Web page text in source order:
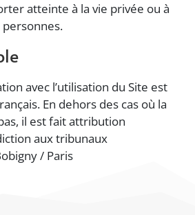
atteinte à la vie privée ou à
avec l’utilisation du Site est
En dehors des cas où la
il est fait attribution
aux tribunaux
/ Paris